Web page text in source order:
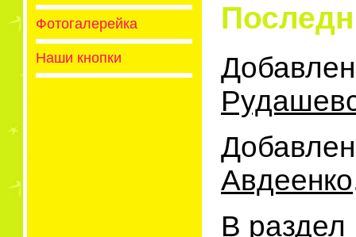
Фотогалерейка
Наши кнопки
Авдеенко
В раздел